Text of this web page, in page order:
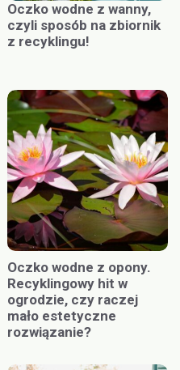
Oczko wodne z wanny,
czyli sposób na zbiornik
z recyklingu!
Oczko wodne z opony.
Recyklingowy hit w
ogrodzie, czy raczej
mało estetyczne
rozwiązanie?